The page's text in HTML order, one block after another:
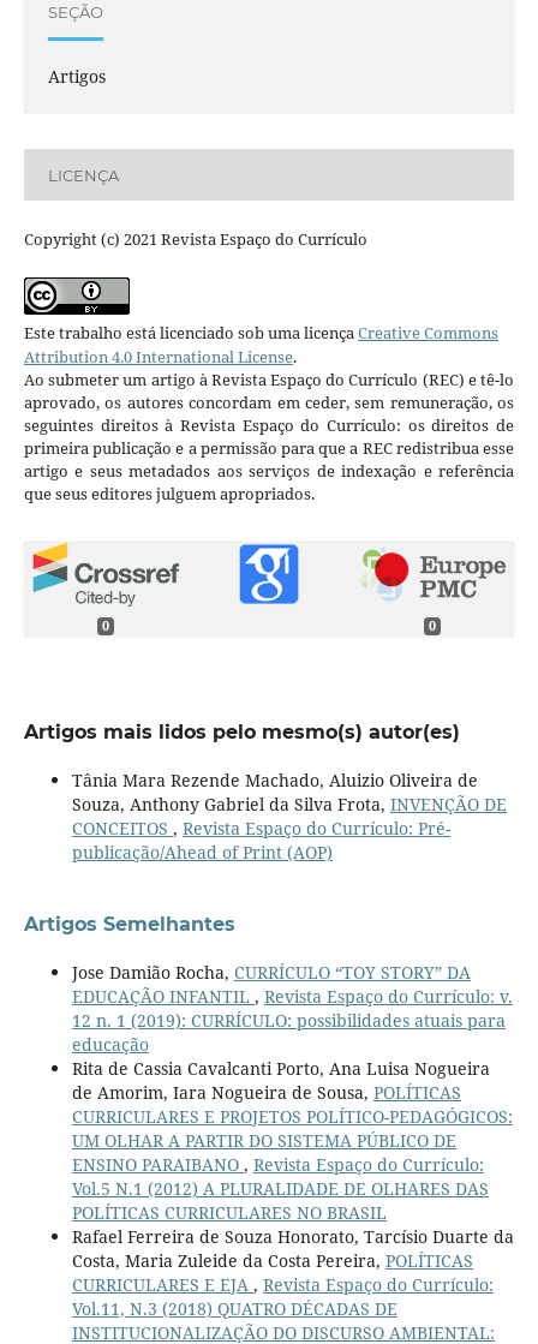
SEÇÃO
Artigos
LICENÇA
Copyright (c) 2021 Revista Espaço do Currículo
Este trabalho está licenciado sob uma licençaCreative Commons
Attribution 4.0 International License.
Ao submeter um artigo à Revista Espaço do Currículo (REC) e tê-lo
aprovado, os autores concordam em ceder, sem remuneração, os
seguintes direitos à Revista Espaço do Currículo: os direitos de
primeira publicação e a permissão para que a REC redistribua esse
artigo e seus metadados aos serviços de indexação e referência
que seus editores julguem apropriados.
0 0
Artigos mais lidos pelo mesmo(s) autor(es)
Tânia Mara Rezende Machado, Aluizio Oliveira de
Souza, Anthony Gabriel da Silva Frota, INVENÇÃO DE
CONCEITOS , Revista Espaço do Currículo: Pré-
publicação/Ahead of Print (AOP)
Artigos Semelhantes
Jose Damião Rocha, CURRÍCULO “TOY STORY” DA
EDUCAÇÃO INFANTIL , Revista Espaço do Currículo: v.
12 n. 1 (2019): CURRÍCULO: possibilidades atuais para
educação
Rita de Cassia Cavalcanti Porto, Ana Luisa Nogueira
de Amorim, Iara Nogueira de Sousa, POLÍTICAS
CURRICULARES E PROJETOS POLÍTICO-PEDAGÓGICOS:
UM OLHAR A PARTIR DO SISTEMA PÚBLICO DE
ENSINO PARAIBANO , Revista Espaço do Currículo:
Vol.5 N.1 (2012) A PLURALIDADE DE OLHARES DAS
POLÍTICAS CURRICULARES NO BRASIL
Rafael Ferreira de Souza Honorato, Tarcísio Duarte da
Costa, Maria Zuleide da Costa Pereira, POLÍTICAS
CURRICULARES E EJA , Revista Espaço do Currículo:
Vol.11, N.3 (2018) QUATRO DÉCADAS DE
INSTITUCIONALIZAÇÃO DO DISCURSO AMBIENTAL: